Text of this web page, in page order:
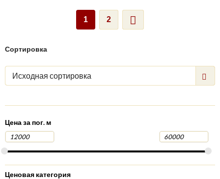
1 2
Сортировка
Исходная сортировка
Цена за пог. м
Ценовая категория